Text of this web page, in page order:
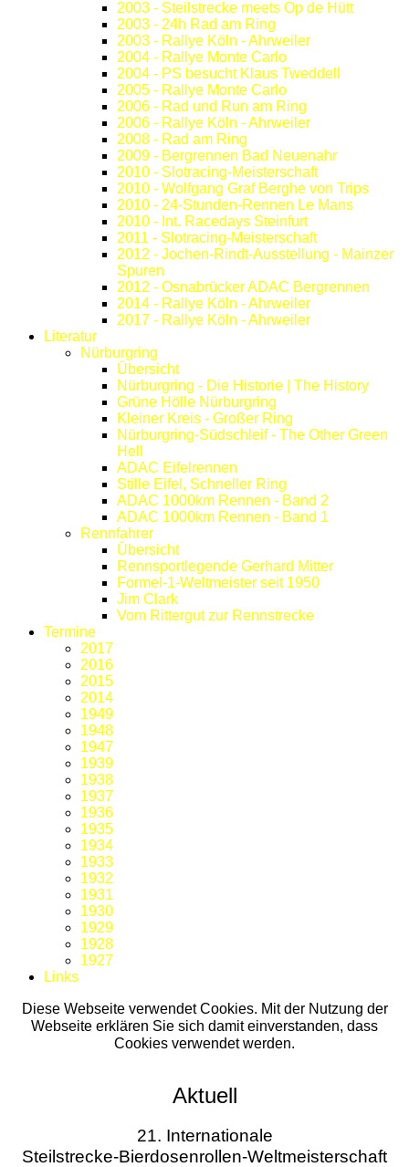
2003 - Steilstrecke meets Op de Hütt
2003 - 24h Rad am Ring
2003 - Rallye Köln - Ahrweiler
2004 - Rallye Monte Carlo
2004 - PS besucht Klaus Tweddell
2005 - Rallye Monte Carlo
2006 - Rad und Run am Ring
2006 - Rallye Köln - Ahrweiler
2008 - Rad am Ring
2009 - Bergrennen Bad Neuenahr
2010 - Slotracing-Meisterschaft
2010 - Wolfgang Graf Berghe von Trips
2010 - 24-Stunden-Rennen Le Mans
2010 - Int. Racedays Steinfurt
2011 - Slotracing-Meisterschaft
2012 - Jochen-Rindt-Ausstellung - Mainzer
Spuren
2012 - Osnabrücker ADAC Bergrennen
2014 - Rallye Köln - Ahrweiler
2017 - Rallye Köln - Ahrweiler
Literatur
Nürburgring
Übersicht
Nürburgring - Die Historie | The History
Grüne Hölle Nürburgring
Kleiner Kreis - Großer Ring
Nürburgring-Südschleif - The Other Green
Hell
ADAC Eifelrennen
Stille Eifel, Schneller Ring
ADAC 1000km Rennen - Band 2
ADAC 1000km Rennen - Band 1
Rennfahrer
Übersicht
Rennsportlegende Gerhard Mitter
Formel-1-Weltmeister seit 1950
Jim Clark
Vom Rittergut zur Rennstrecke
Termine
2017
2016
2015
2014
1949
1948
1947
1939
1938
1937
1936
1935
1934
1933
1932
1931
1930
1929
1928
1927
Links
Diese Webseite verwendet Cookies. Mit der Nutzung der
Webseite erklären Sie sich damit einverstanden, dass
Cookies verwendet werden.
Aktuell
21. Internationale
Steilstrecke-Bierdosenrollen-Weltmeisterschaft